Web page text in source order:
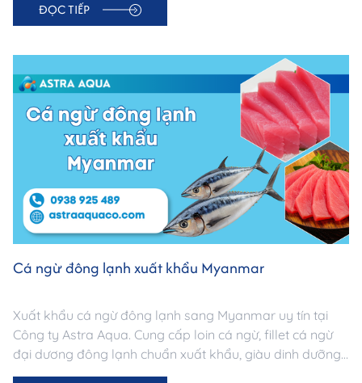
nhập khẩu thủy sản châu Âu.
ĐỌC TIẾP
Cá ngừ đông lạnh xuất khẩu Myanmar
Xuất khẩu cá ngừ đông lạnh sang Myanmar uy tín tại
Công ty Astra Aqua. Cung cấp loin cá ngừ, fillet cá ngừ
đại dương đông lạnh chuẩn xuất khẩu, giàu dinh dưỡng,
nguồn gốc minh bạch. Đảm bảo chất lượng & logistics